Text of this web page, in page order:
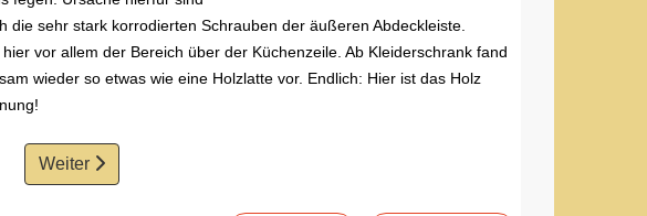
die sehr stark korrodierten Schrauben der äußeren Abdeckleiste.
vor allem der Bereich über der Küchenzeile. Ab Kleiderschrank fand
wieder so etwas wie eine Holzlatte vor. Endlich: Hier ist das Holz
Weiter